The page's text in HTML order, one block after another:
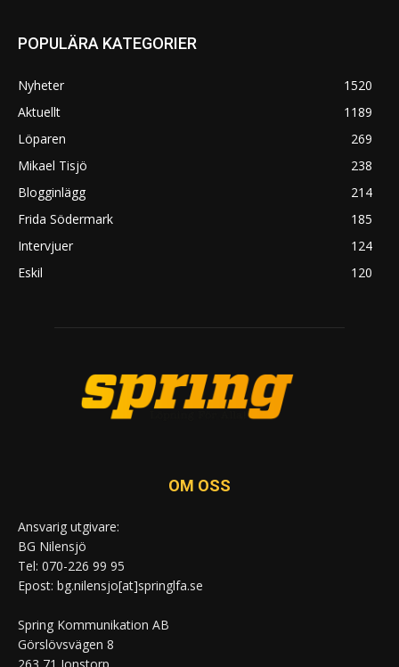
POPULÄRA KATEGORIER
Nyheter
1520
Aktuellt
1189
Löparen
269
Mikael Tisjö
238
Blogginlägg
214
Frida Södermark
185
Intervjuer
124
Eskil
120
OM OSS
Ansvarig utgivare:
BG Nilensjö
Tel: 070-226 99 95
Epost: bg.nilensjo[at]springlfa.se
Spring Kommunikation AB
Görslövsvägen 8
263 71 Jonstorp